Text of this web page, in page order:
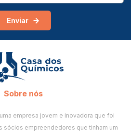
Enviar
Sobre nós
empresa jovem e inovadora que foi
sócios empreendedores que tinham um